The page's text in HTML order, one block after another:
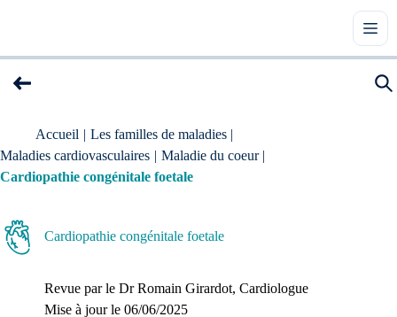
Accueil | Les familles de maladies |
Maladies cardiovasculaires | Maladie du coeur |
Cardiopathie congénitale foetale
Cardiopathie congénitale foetale
Revue par le Dr Romain Girardot, Cardiologue
Mise à jour le 06/06/2025